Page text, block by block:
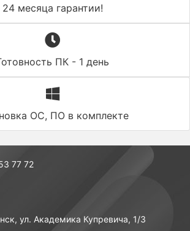
24 месяца гарантии!
ПК - 1 день
ОС, ПО в комплекте
77 72
ул. Академика Купревича, 1/3